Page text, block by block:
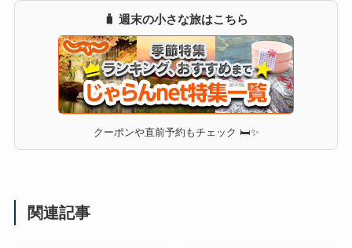
🧳 週末の小さな旅はこちら
クーポンや直前予約もチェック 🛏✨
関連記事